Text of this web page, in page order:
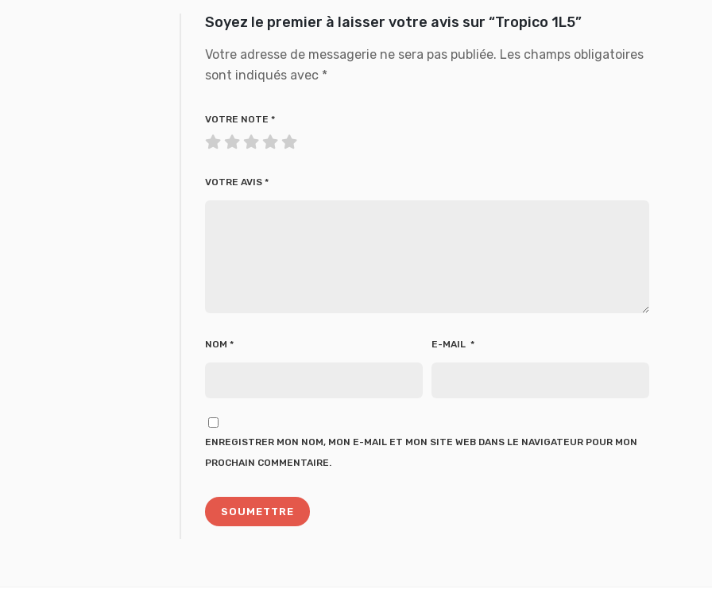
Soyez le premier à laisser votre avis sur “Tropico 1L5”
Votre adresse de messagerie ne sera pas publiée. Les champs obligatoires
sont indiqués avec *
VOTRE NOTE *
VOTRE AVIS *
NOM * E-MAIL *
ENREGISTRER MON NOM, MON E-MAIL ET MON SITE WEB DANS LE NAVIGATEUR POUR MON
PROCHAIN COMMENTAIRE.